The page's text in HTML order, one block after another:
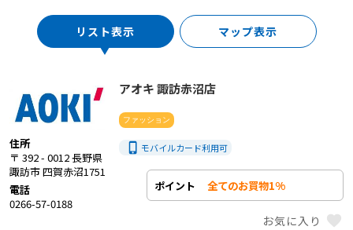
リスト表示 マップ表示
住所
〒 392 - 0012 長野県
諏訪市 四賀赤沼1751
電話
0266-57-0188
アオキ 諏訪赤沼店
ファッション
phone_iphone モバイルカード利用可
ポイント 全てのお買物1%
お気に入り favorite